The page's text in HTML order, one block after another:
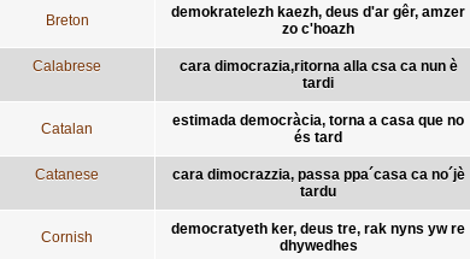
Breton
demokratelezh kaezh, deus d'ar gêr, amzer
zo c'hoazh
Calabrese
cara dimocrazia,ritorna alla csa ca nun è
tardi
Catalan
estimada democràcia, torna a casa que no
és tard
Catanese
cara dimocrazzia, passa ppa´casa ca no´jè
tardu
Cornish
democratyeth ker, deus tre, rak nyns yw re
dhywedhes